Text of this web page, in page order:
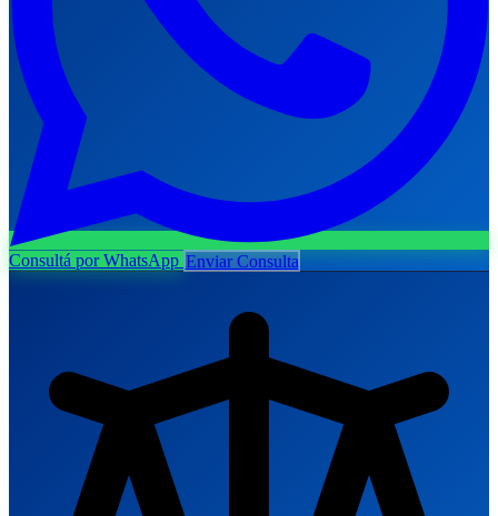
Consultá por WhatsApp Enviar Consulta